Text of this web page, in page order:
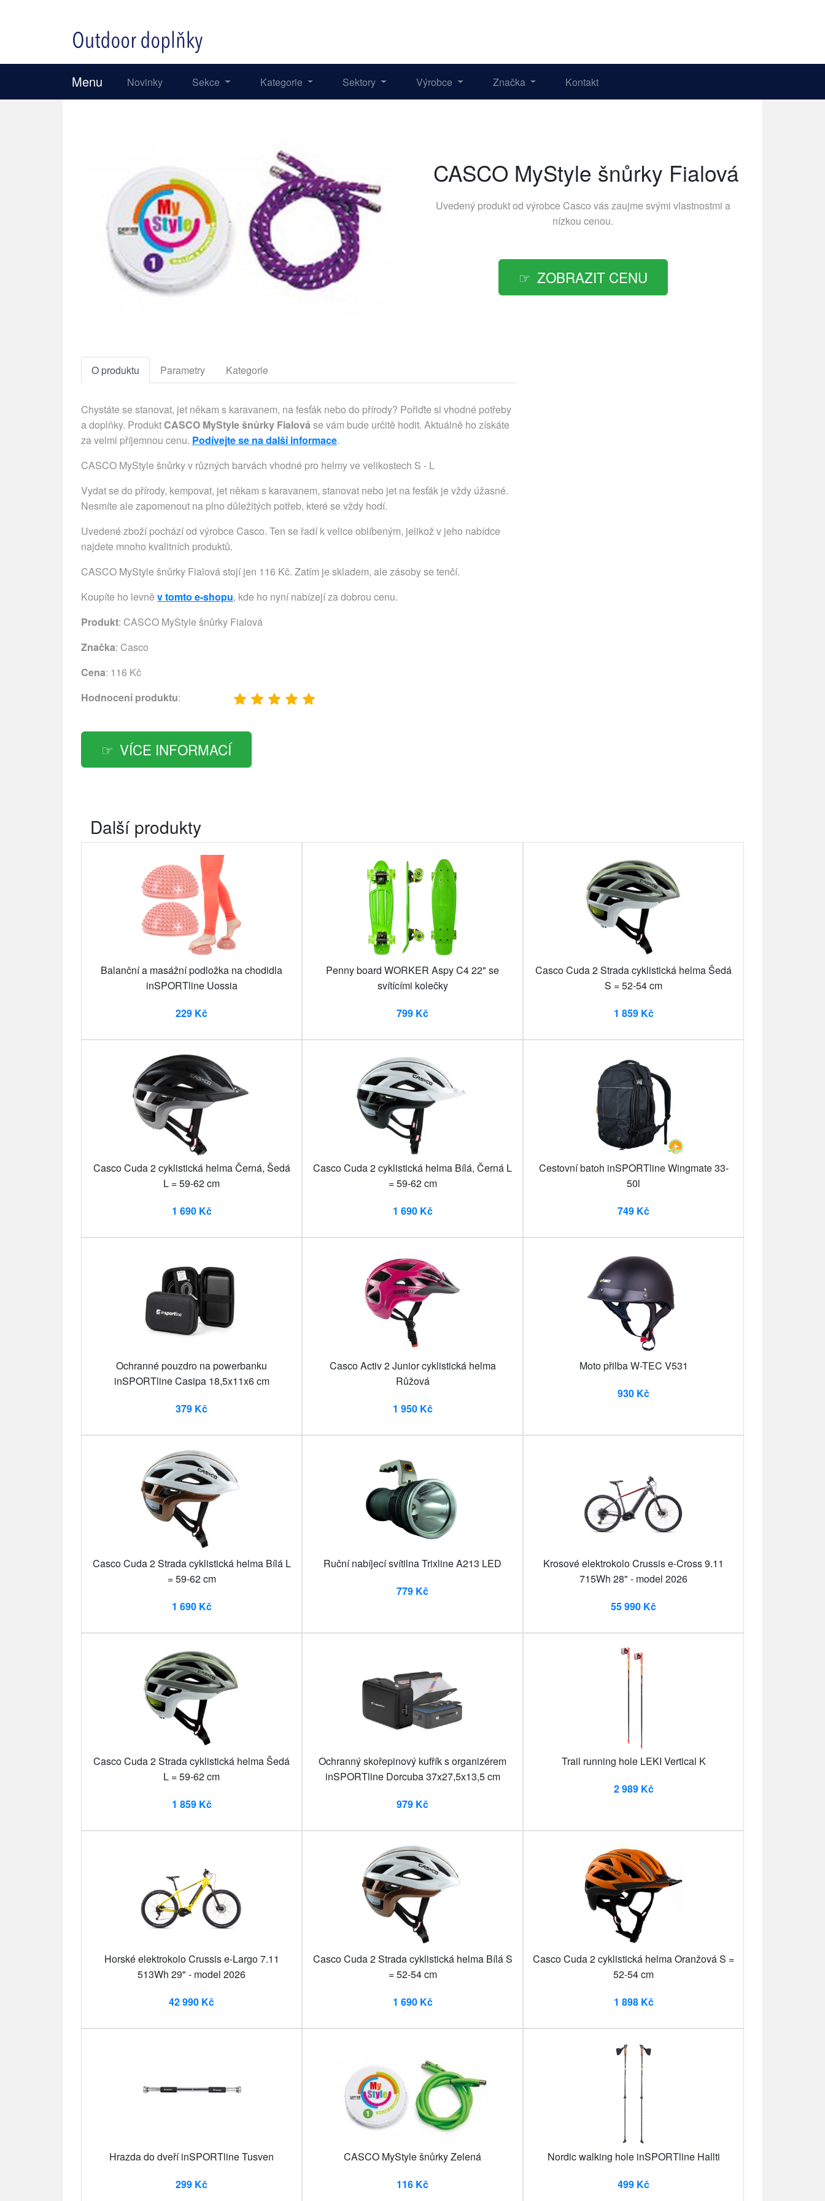
Menu Novinky Sekce Kategorie Sektory Výrobce Značka Kontakt
CASCO MyStyle šnůrky Fialová
Uvedený produkt od výrobce Casco vás zaujme svými vlastnostmi a
nízkou cenou.
ZOBRAZIT CENU
O produktu Parametry Kategorie
Chystáte se stanovat, jet někam s karavanem, na fesťák nebo do přírody? Pořiďte si vhodné potřeby
a doplňky. ProduktCASCO MyStyle šnůrky Fialová se vám bude určitě hodit. Aktuálně ho získáte
za velmi příjemnou cenu. Podívejte se na další informace.
CASCO MyStyle šnůrky v různých barvách vhodné pro helmy ve velikostech S - L
Vydat se do přírody, kempovat, jet někam s karavanem, stanovat nebo jet na fesťák je vždy úžasné.
Nesmíte ale zapomenout na plno důležitých potřeb, které se vždy hodí.
Uvedené zboží pochází od výrobce Casco. Ten se řadí k velice oblíbeným, jelikož v jeho nabídce
najdete mnoho kvalitních produktů.
CASCO MyStyle šnůrky Fialová stojí jen 116 Kč. Zatím je skladem, ale zásoby se tenčí.
Koupíte ho levně v tomto e-shopu, kde ho nyní nabízejí za dobrou cenu.
Produkt: CASCO MyStyle šnůrky Fialová
Značka: Casco
Cena: 116 Kč
Hodnocení produktu:
VÍCE INFORMACÍ
Další produkty
Balanční a masážní podložka na chodidla
inSPORTline Uossia
229 Kč
Penny board WORKER Aspy C4 22" se
svítícími kolečky
799 Kč
Casco Cuda 2 Strada cyklistická helma Šedá
S = 52-54 cm
1 859 Kč
Casco Cuda 2 cyklistická helma Černá, Šedá
L = 59-62 cm
1 690 Kč
Casco Cuda 2 cyklistická helma Bílá, Černá L
= 59-62 cm
1 690 Kč
Cestovní batoh inSPORTline Wingmate 33-
50l
749 Kč
Ochranné pouzdro na powerbanku
inSPORTline Casipa 18,5x11x6 cm
379 Kč
Casco Activ 2 Junior cyklistická helma
Růžová
1 950 Kč
Moto přilba W-TEC V531
930 Kč
Casco Cuda 2 Strada cyklistická helma Bílá L
= 59-62 cm
1 690 Kč
Ruční nabíjecí svítilna Trixline A213 LED
779 Kč
Krosové elektrokolo Crussis e-Cross 9.11
715Wh 28" - model 2026
55 990 Kč
Casco Cuda 2 Strada cyklistická helma Šedá
L = 59-62 cm
1 859 Kč
Ochranný skořepinový kufřík s organizérem
inSPORTline Dorcuba 37x27,5x13,5 cm
979 Kč
Trail running hole LEKI Vertical K
2 989 Kč
Horské elektrokolo Crussis e-Largo 7.11
513Wh 29" - model 2026
42 990 Kč
Casco Cuda 2 Strada cyklistická helma Bílá S
= 52-54 cm
1 690 Kč
Casco Cuda 2 cyklistická helma Oranžová S =
52-54 cm
1 898 Kč
Hrazda do dveří inSPORTline Tusven
299 Kč
CASCO MyStyle šnůrky Zelená
116 Kč
Nordic walking hole inSPORTline Hallti
499 Kč